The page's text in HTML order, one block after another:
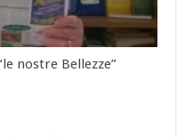
nostre Bellezze”